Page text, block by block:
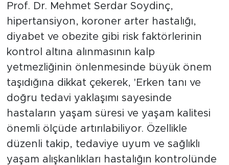
Prof. Dr. Mehmet Serdar Soydinç,
hipertansiyon, koroner arter hastalığı,
diyabet ve obezite gibi risk faktörlerinin
kontrol altına alınmasının kalp
yetmezliğinin önlenmesinde büyük önem
taşıdığına dikkat çekerek, 'Erken tanı ve
doğru tedavi yaklaşımı sayesinde
hastaların yaşam süresi ve yaşam kalitesi
önemli ölçüde artırılabiliyor. Özellikle
düzenli takip, tedaviye uyum ve sağlıklı
yaşam alışkanlıkları hastalığın kontrolünde